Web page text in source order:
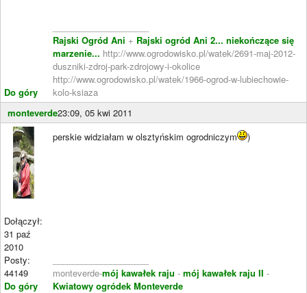
Do góry
Rajski Ogród Ani + Rajski ogród Ani 2... niekończące się
marzenie... http://www.ogrodowisko.pl/watek/2691-maj-2012-
duszniki-zdroj-park-zdrojowy-i-okolice
http://www.ogrodowisko.pl/watek/1966-ogrod-w-lubiechowie-
kolo-ksiaza
monteverde23:09, 05 kwi 2011
Dołączył:
31 paź
2010
Posty:
44149
Do góry
perskie widziałam w olsztyńskim ogrodniczym )
monteverde-mój kawałek raju - mój kawałek raju II -
Kwiatowy ogródek Monteverde